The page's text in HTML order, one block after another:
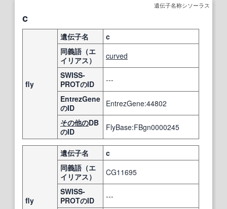
遺伝子名称シソーラス
c
fly
遺伝子名
c
同義語（エ
イリアス）
curved
SWISS-
PROTのID
---
EntrezGene
のID
EntrezGene:44802
その他のDB
のID
FlyBase:FBgn0000245
fly
遺伝子名
c
同義語（エ
イリアス）
CG11695
SWISS-
PROTのID
---